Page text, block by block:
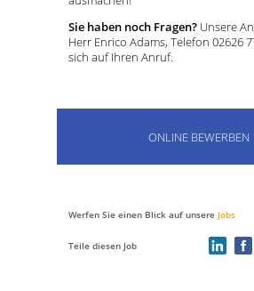
Sie haben noch Fragen? Unsere
Herr Enrico Adams, Telefon 02626
sich auf Ihren Anruf.
ONLINE BEWERBEN
Werfen Sie einen Blick auf unsere Jobs
Teile diesen Job